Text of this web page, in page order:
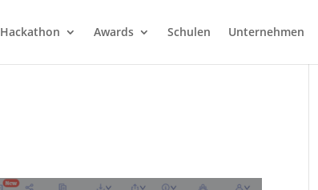
Hackathon Awards Schulen Unternehmen